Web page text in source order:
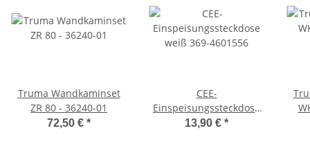
Truma Wandkaminset
ZR 80 - 36240-01
72,50 € *
CEE-
Einspeisungssteckdose
weiß 369-4601556
13,90 € *